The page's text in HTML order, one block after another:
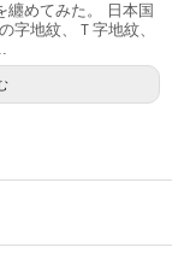
纏めてみた。 日本国
地紋、Ｔ字地紋、